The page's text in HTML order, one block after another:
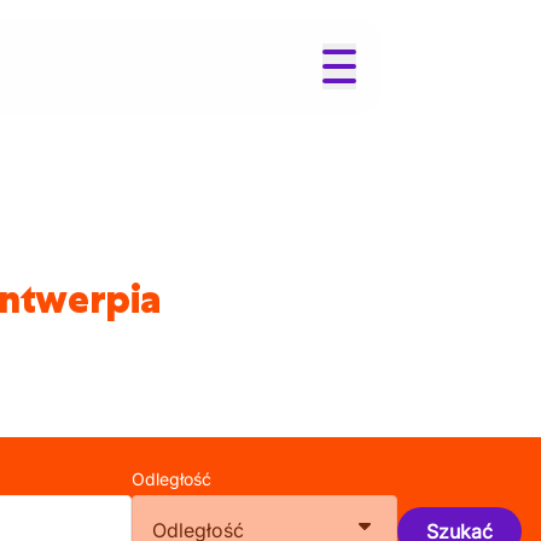
Odległość
Odległość Szukać